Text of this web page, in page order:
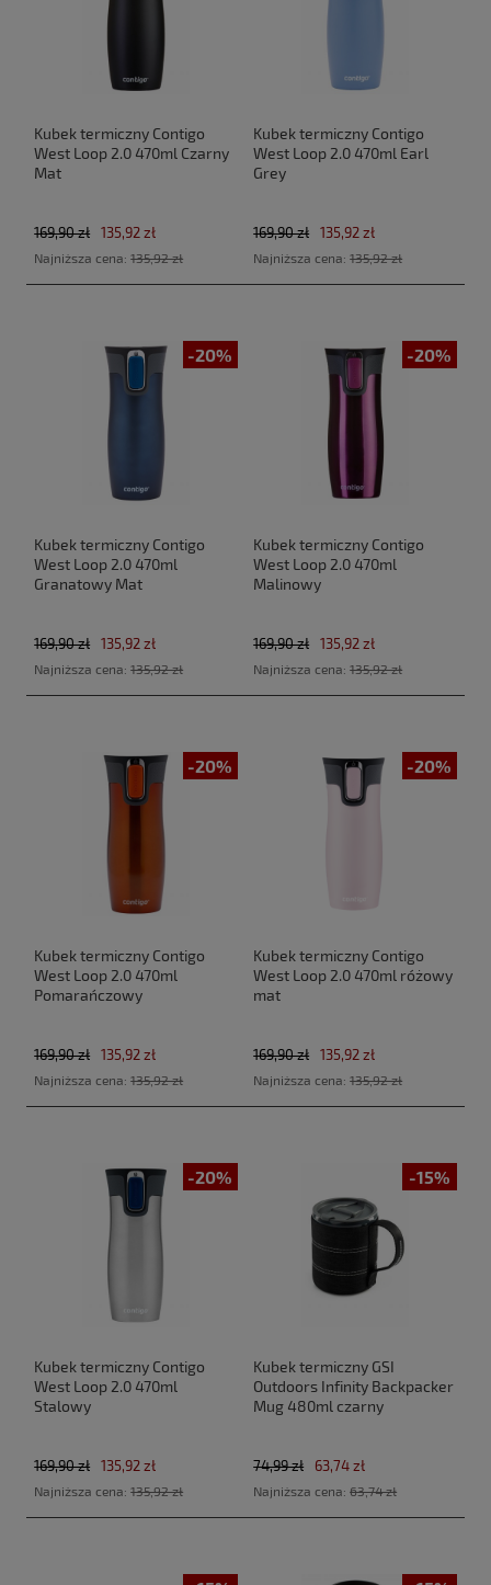
Kubek termiczny Contigo
West Loop 2.0 470ml Czarny
Mat
135,92 zł
169,90 zł
Najniższa cena:135,92 zł
Kubek termiczny Contigo
West Loop 2.0 470ml Earl
Grey
135,92 zł
169,90 zł
Najniższa cena:135,92 zł
-20%
Kubek termiczny Contigo
West Loop 2.0 470ml
Granatowy Mat
135,92 zł
169,90 zł
Najniższa cena:135,92 zł
-20%
Kubek termiczny Contigo
West Loop 2.0 470ml
Malinowy
135,92 zł
169,90 zł
Najniższa cena:135,92 zł
-20%
Kubek termiczny Contigo
West Loop 2.0 470ml
Pomarańczowy
135,92 zł
169,90 zł
Najniższa cena:135,92 zł
-20%
Kubek termiczny Contigo
West Loop 2.0 470ml różowy
mat
135,92 zł
169,90 zł
Najniższa cena:135,92 zł
-20%
Kubek termiczny Contigo
West Loop 2.0 470ml
Stalowy
135,92 zł
169,90 zł
Najniższa cena:135,92 zł
-15%
Kubek termiczny GSI
Outdoors Infinity Backpacker
Mug 480ml czarny
63,74 zł
74,99 zł
Najniższa cena:63,74 zł